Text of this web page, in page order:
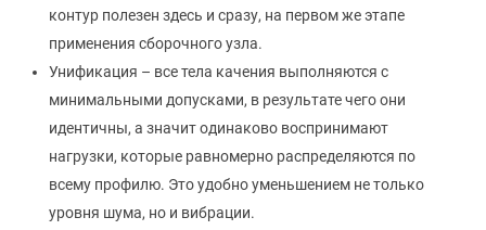
контур полезен здесь и сразу, на первом же этапе
применения сборочного узла.
Унификация – все тела качения выполняются с
минимальными допусками, в результате чего они
идентичны, а значит одинаково воспринимают
нагрузки, которые равномерно распределяются по
всему профилю. Это удобно уменьшением не только
уровня шума, но и вибрации.